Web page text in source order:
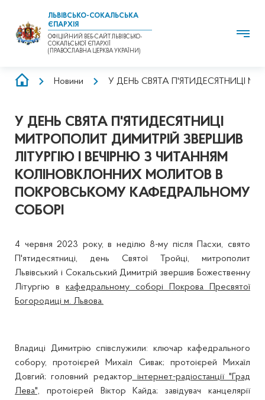
ЛЬВІВСЬКО-СОКАЛЬСЬКА
ЄПАРХІЯ
ОФІЦІЙНИЙ ВЕБ-САЙТ ЛЬВІВСЬКО-
СОКАЛЬСЬКОЇ ЄПАРХІЇ
(ПРАВОСЛАВНА ЦЕРКВА УКРАЇНИ)
РЯДОК
Новини У ДЕНЬ СВЯТА П'ЯТИДЕСЯТНИЦІ
У ДЕНЬ СВЯТА П'ЯТИДЕСЯТНИЦІ
МИТРОПОЛИТ ДИМИТРІЙ ЗВЕРШИВ
ЛІТУРГІЮ І ВЕЧІРНЮ З ЧИТАННЯМ
КОЛІНОВКЛОННИХ МОЛИТОВ В
ПОКРОВСЬКОМУ КАФЕДРАЛЬНОМУ
СОБОРІ
4 червня 2023 року, в неділю 8-му після Пасхи, свято
П'ятидесятниці, день Святої Тройці, митрополит
Львівський і Сокальський Димитрій звершив Божественну
Літургію в кафедральному соборі Покрова Пресвятої
Богородиці м. Львова.
Владиці Димитрію співслужили: ключар кафедрального
собору, протоієрей Михаїл Сивак; протоієрей Михаїл
Довгий; головний редактор інтернет-радіостанції "Град
Лева", протоієрей Віктор Кайда; завідувач канцелярії